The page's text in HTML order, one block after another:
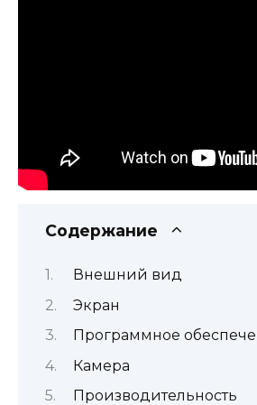
Содержание
Внешний вид
Экран
Программное
Камера
Производительность